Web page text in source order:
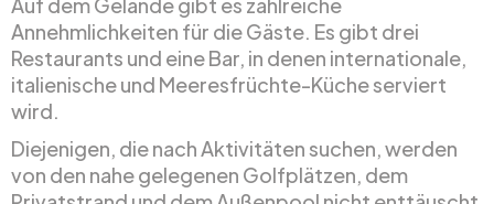
Auf dem Gelände gibt es zahlreiche
Annehmlichkeiten für die Gäste. Es gibt drei
Restaurants und eine Bar, in denen internationale,
italienische und Meeresfrüchte-Küche serviert
wird.
Diejenigen, die nach Aktivitäten suchen, werden
von den nahe gelegenen Golfplätzen, dem